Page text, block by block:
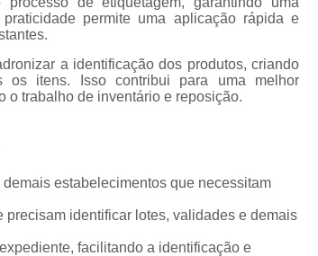
Rolo
Etiqueta de Rolo Rolo de
Rolo Etiqueta
de Rótulos
Impressão de Rótulos para
Alimentos
Rótulos Adesivos
e Etiquetas Adesivas
permite uma aplicação rápida e
a identificação dos produtos, criando
os itens. Isso contribui para uma melhor
o trabalho de inventário e reposição.
estabelecimentos que necessitam
precisam identificar lotes, validades e demais
facilitando a identificação e